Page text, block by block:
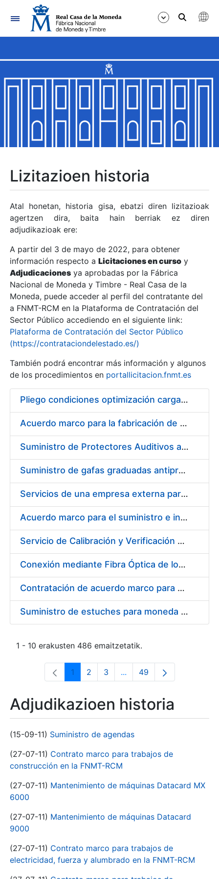
Nabigazioa
Erakutsi/Ezkutatu
Erakutsi/Ezkutatu
Erakutsi/Ezkutatu
Erakutsi/Ezkutatu
Erakutsi/Ezkutatu
Erakutsi/Ezkutatu
Erakutsi/Ezkutatu
Erakutsi/Ezkutatu
Lizitazioen historia
Atal honetan, historia gisa, ebatzi diren lizitazioak
agertzen dira, baita hain berriak ez diren
adjudikazioak ere:
A partir del 3 de mayo de 2022, para obtener
información respecto a Licitaciones en curso y
Adjudicaciones ya aprobadas por la Fábrica
Nacional de Moneda y Timbre - Real Casa de la
Moneda, puede acceder al perfil del contratante del
a FNMT-RCM en la Plataforma de Contratación del
Sector Público accediendo en el siguiente link:
Plataforma de Contratación del Sector Público
(https://contrataciondelestado.es/)
También podrá encontrar más información y algunos
de los procedimientos en portallicitacion.fnmt.es
Pliego condiciones optimización cargas compras firmado
Acuerdo marco para la fabricación de piezas
Suministro de Protectores Auditivos a medida para las personas trabajadoras de los Centros de Trabajo de Madrid y Burgos
Suministro de gafas graduadas antiproyecciones para los trabajadores de la FNMT-RCM en los centros de trabajo de Madrid y Burgos
Servicios de una empresa externa para el asesoramiento y resolución de los recursos de alzada que se presentan relacionados con procesos de selección para la FNMT-RCM
Acuerdo marco para el suministro e instalación de persianas, estores y otros complementos
Servicio de Calibración y Verificación Externa de los Equipos de Medición del Servicio de Prevención de la FNMT-RCM
Conexión mediante Fibra Óptica de los Centros de Proceso de Datos (CPDs) de las sedes de la FNMT-RCM de Burgos y Madrid
Contratación de acuerdo marco para el Suministro de Material de Electricidad para la Fábrica Nacional de Moneda y Timbre-Real Casa de la Moneda en su centro de trabajo de Burgos
Suministro de estuches para moneda de 30 €
1 - 10 erakusten 486 emaitzetatik.
Orrialdea
1 Orrialdea
2 Orrialdea
3 ...Intermediate Pages Use
Orrialdea
49
Adjudikazioen historia
(15-09-11) Suministro de agendas
(27-07-11) Contrato marco para trabajos de
construcción en la FNMT-RCM
(27-07-11) Mantenimiento de máquinas Datacard MX
6000
(27-07-11) Mantenimiento de máquinas Datacard
9000
(27-07-11) Contrato marco para trabajos de
electricidad, fuerza y alumbrado en la FNMT-RCM